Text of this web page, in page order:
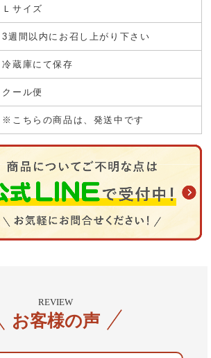
Ｌサイズ
3週間以内にお召し上がり下さい
冷蔵庫にて保存
クール便
※こちらの商品は、発送中です
REVIEW
お客様の声